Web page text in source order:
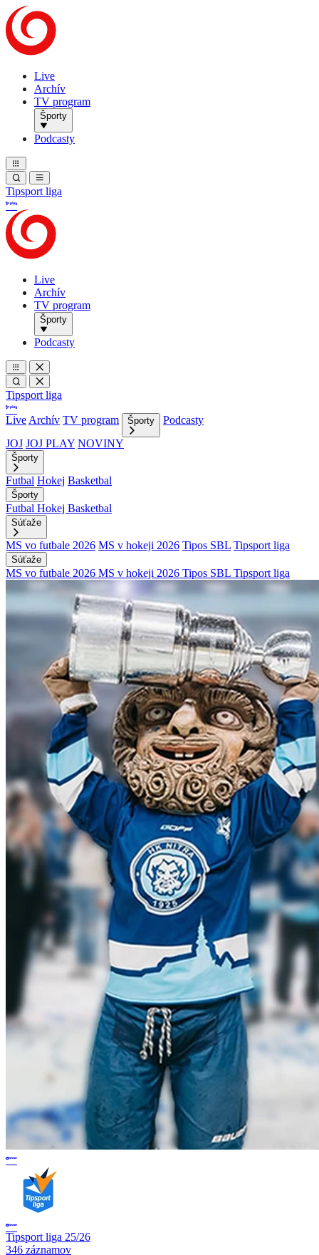
Live
Archív
TV program
Športy
Podcasty
Tipsport liga
Live
Archív
TV program
Športy
Podcasty
Tipsport liga
Live Archív TV program Športy
Podcasty
JOJ JOJ PLAY NOVINY
Športy
Futbal Hokej Basketbal
Športy
Futbal Hokej Basketbal
Súťaže
MS vo futbale 2026 MS v hokeji 2026 Tipos SBL Tipsport liga
Súťaže
MS vo futbale 2026 MS v hokeji 2026 Tipos SBL Tipsport liga
Tipsport liga 25/26
346 záznamov